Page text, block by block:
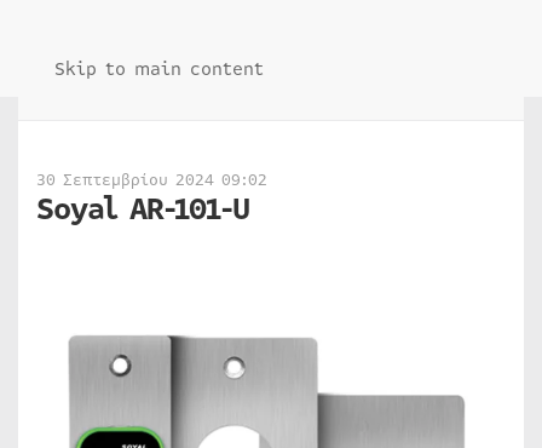
Skip to main content
30 Σεπτεμβρίου 2024 09:02
Soyal AR-101-U